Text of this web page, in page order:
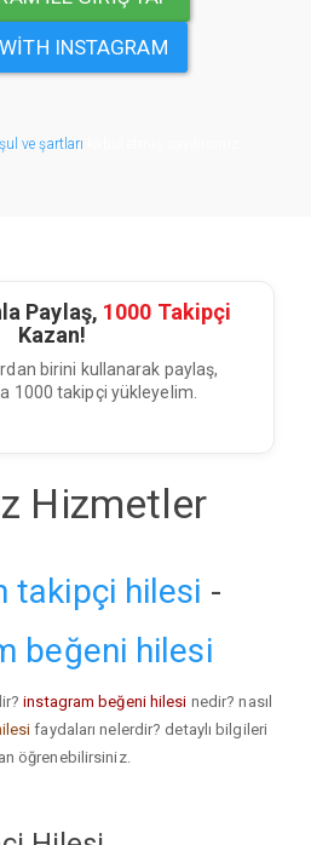
INSTAGRAM
ve şartları
Paylaş, 1000 Takipçi
Kazan!
birini kullanarak paylaş,
1000 takipçi yükleyelim.
Hizmetler
takipçi hilesi -
beğeni hilesi
instagram beğeni hilesi nedir? nasıl
faydaları nelerdir? detaylı bilgileri
öğrenebilirsiniz.